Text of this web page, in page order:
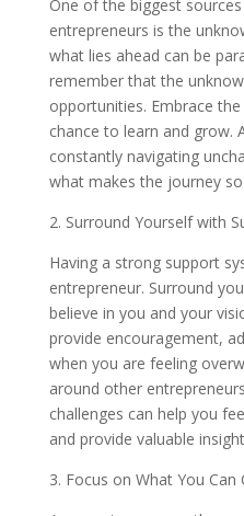
One of the biggest
entrepreneurs is the
what lies ahead can be
remember that the
opportunities. Embrace
chance to learn and grow.
constantly navigating
what makes the journey
2. Surround Yourself with
Having a strong support
entrepreneur. Surround
believe in you and your
provide encouragement,
when you are feeling
around other
challenges can help you
and provide valuable
3. Focus on What You Can